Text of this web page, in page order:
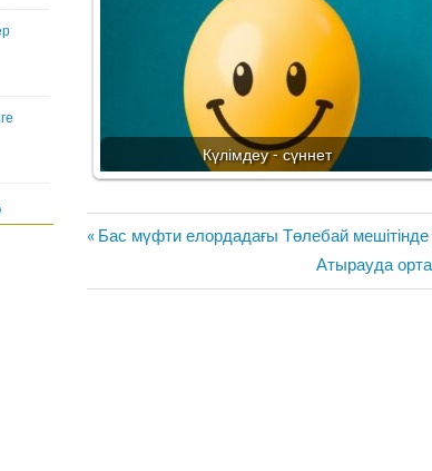
Күлімдеу - сүннет
Жазба
Previous
Бас мүфти елордадағы Төлебай
Next
Post:
Атырауда